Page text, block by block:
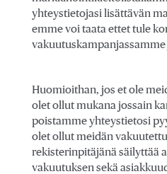
yhteystietojasi lisättävän
emme voi taata ettet tule
vakuutuskampanjassamme
Huomioithan, jos et ole
olet ollut mukana jossain
poistamme yhteystietosi
olet ollut meidän
rekisterinpitäjänä säilyttää
vakuutuksen sekä